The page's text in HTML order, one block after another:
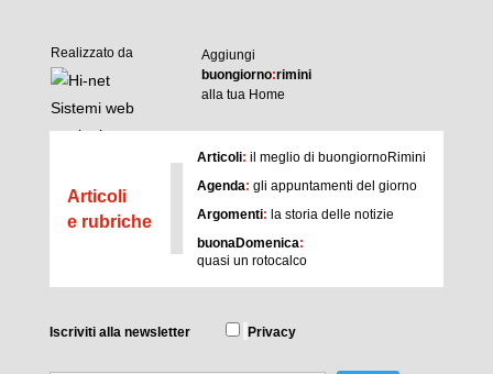
Realizzato da
Aggiungi
buongiorno:rimini
alla tua Home
Articoli
e rubriche
I Articoli: il meglio di buongiornoRimini
Agenda: gli appuntamenti del giorno
Argomenti: la storia delle notizie
buonaDomenica:
quasi un rotocalco
Iscriviti alla newsletter Privacy